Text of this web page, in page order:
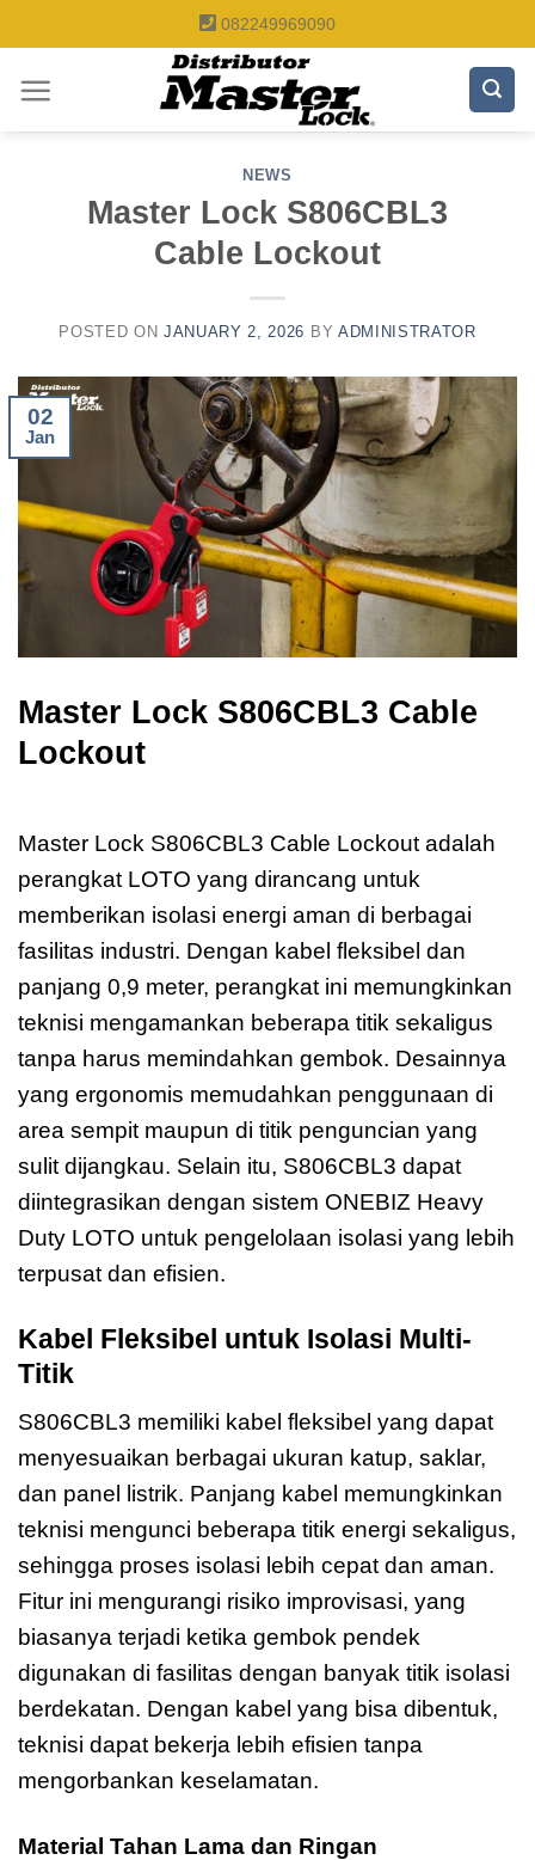
to
content
082249969090
NEWS
Master Lock S806CBL3
Cable Lockout
POSTED ONJANUARY 2, 2026 BY ADMINISTRATOR
02
Jan
Master Lock S806CBL3 Cable
Lockout
Master Lock S806CBL3 Cable Lockout adalah
perangkat LOTO yang dirancang untuk
memberikan isolasi energi aman di berbagai
fasilitas industri. Dengan kabel fleksibel dan
panjang 0,9 meter, perangkat ini memungkinkan
teknisi mengamankan beberapa titik sekaligus
tanpa harus memindahkan gembok. Desainnya
yang ergonomis memudahkan penggunaan di
area sempit maupun di titik penguncian yang
sulit dijangkau. Selain itu, S806CBL3 dapat
diintegrasikan dengan sistem ONEBIZ Heavy
Duty LOTO untuk pengelolaan isolasi yang lebih
terpusat dan efisien.
Kabel Fleksibel untuk Isolasi Multi-
Titik
S806CBL3 memiliki kabel fleksibel yang dapat
menyesuaikan berbagai ukuran katup, saklar,
dan panel listrik. Panjang kabel memungkinkan
teknisi mengunci beberapa titik energi sekaligus,
sehingga proses isolasi lebih cepat dan aman.
Fitur ini mengurangi risiko improvisasi, yang
biasanya terjadi ketika gembok pendek
digunakan di fasilitas dengan banyak titik isolasi
berdekatan. Dengan kabel yang bisa dibentuk,
teknisi dapat bekerja lebih efisien tanpa
mengorbankan keselamatan.
Material Tahan Lama dan Ringan